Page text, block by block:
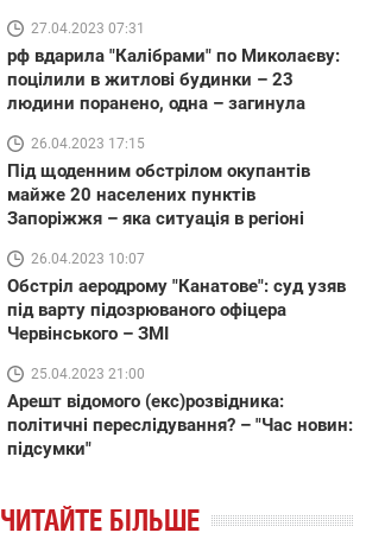
27.04.2023 07:31
рф вдарила "Калібрами" по Миколаєву:
поцілили в житлові будинки – 23
людини поранено, одна – загинула
26.04.2023 17:15
Під щоденним обстрілом окупантів
майже 20 населених пунктів
Запоріжжя – яка ситуація в регіоні
26.04.2023 10:07
Обстріл аеродрому "Канатове": суд узяв
під варту підозрюваного офіцера
Червінського – ЗМІ
25.04.2023 21:00
Арешт відомого (екс)розвідника:
політичні переслідування? – "Час новин:
підсумки"
ЧИТАЙТЕ БІЛЬШЕ